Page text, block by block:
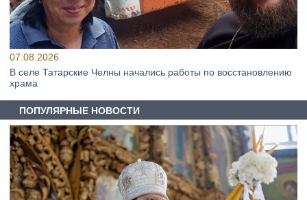
07.08.2026
В селе Татарские Челны начались работы по восстановлению
храма
ПОПУЛЯРНЫЕ НОВОСТИ